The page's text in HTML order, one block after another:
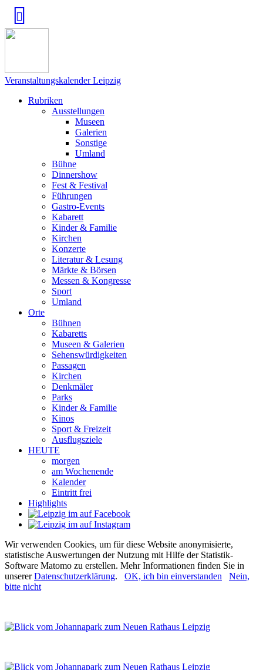
Veranstaltungskalender Leipzig
Rubriken
Ausstellungen
Museen
Galerien
Sonstige
Umland
Bühne
Dinnershow
Fest & Festival
Führungen
Gastro-Events
Kabarett
Kinder & Familie
Kirchen
Konzerte
Literatur & Lesung
Märkte & Börsen
Messen & Kongresse
Sport
Umland
Orte
Bühnen
Kabaretts
Museen & Galerien
Sehenswürdigkeiten
Passagen
Kirchen
Denkmäler
Parks
Kinder & Familie
Kinos
Sport & Freizeit
Ausflugsziele
HEUTE
morgen
am Wochenende
Kalender
Eintritt frei
Highlights
Wir verwenden Cookies, um für diese Website anonymisierte,
statistische Auswertungen der Nutzung mit Hilfe der Statistik-
Software Matomo zu erstellen. Mehr Informationen finden Sie in
unsererDatenschutzerklärung. OK, ich bin einverstanden
Nein,
bitte nicht